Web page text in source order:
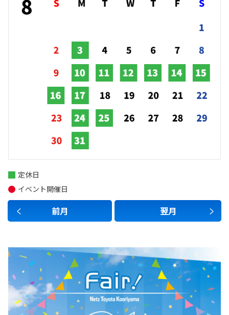
✅アルファードに、よりお求めやすい量販グレード「G」を追加
✅ ボディカラー「ニュートラルブラック」が新たに追加
詳しくは、各店舗スタッフまでお問い合わせください。
◆アルファードの詳細はコチラ
◆ヴェルファイアの詳細はコチラ
新型ハイラックス 装いも新たに登場。
チェンジし、5月28日に発売しました。
新型「ハイラックス」は、力強さと先進
性を融合させたエクステリアデザインへと刷新するとともに、パワ
ートレーンには、パワフルで高い耐久性が特長の1GDディーゼルエ
ンジンを採用しました。走行性能の向上に加え、安全・安心機能や
ピックアップトラックへと進化しています。
詳しくはこちら
前月 翌月
定休日
イベント開催日